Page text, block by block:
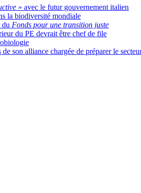
» avec le futur gouvernement italien
la biodiversité mondiale
du Fonds pour une transition juste
du PE devrait être chef de file
son alliance chargée de préparer le